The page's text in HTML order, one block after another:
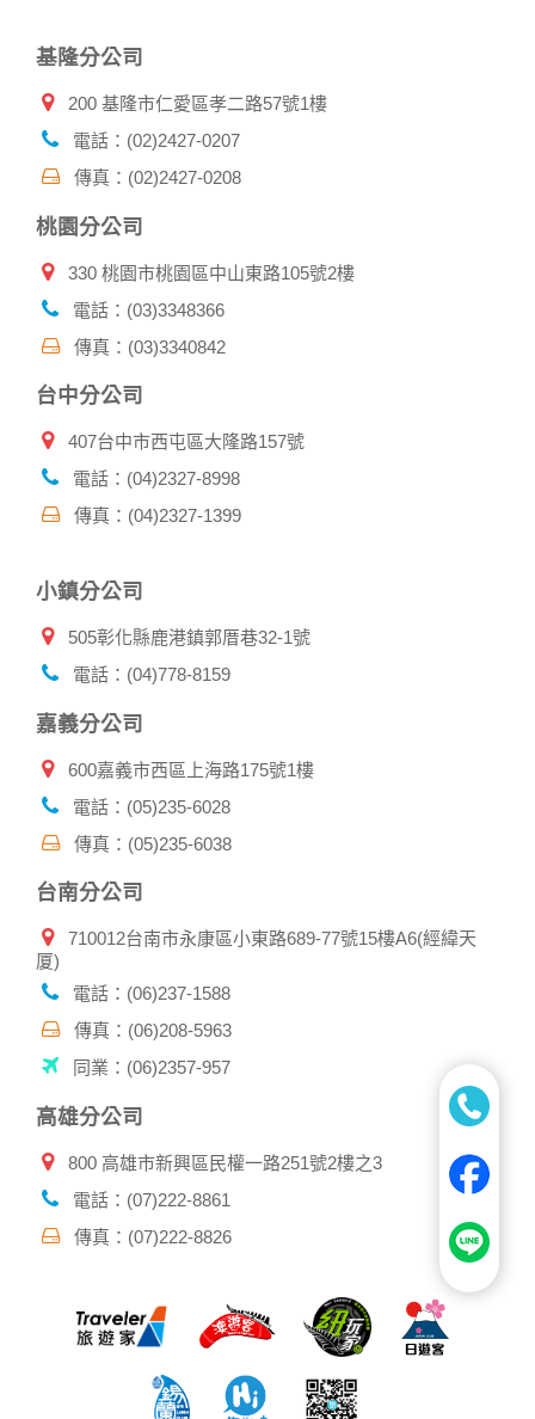
商，或與連結本網站，也可能蒐集您個人的資料。對於您主動
保護政策，其資料處理措施不適用本網站隱私權保護政策，本
公司不負任何連帶責任。
或電子郵件給您。本公司除了在該資料或電子郵件上註明是由
收這些資料或電子郵件的方法及說明。
資料使用:
本公司不會向任何人出售或出借您的個人識別資料。
資料：
違反本公司旗下網站的會員條款或產品、服務的特定使用指
2.為了保護使用者個人隱私，我們無法為您查詢其他使用者的
帳號資料。若您有相關法律上問題需查閱他人資料時，請務必
有相關資料，以協助調查及破案！
請妥善保管您在本公司及相關企業伙伴網站的帳號、密碼或個
本公司相關企業伙伴網站所提供的服務後，務必記得登出帳戶
或關閉網頁瀏覽器，以防止他人讀取您的個人資料。
問或訂購時，請立即通知本站。
基隆分公司
200 基隆市仁愛區孝二路57號1樓
電話：(02)2427-0207
傳真：(02)2427-0208
桃園分公司
330 桃園市桃園區中山東路105號2樓
電話：(03)3348366
傳真：(03)3340842
台中分公司
407台中市西屯區大隆路157號
電話：(04)2327-8998
傳真：(04)2327-1399
小鎮分公司
505彰化縣鹿港鎮郭厝巷32-1號
電話：(04)778-8159
嘉義分公司
600嘉義市西區上海路175號1樓
電話：(05)235-6028
傳真：(05)235-6038
台南分公司
710012台南市永康區小東路689-77號15樓A6(經緯天
厦)
電話：(06)237-1588
傳真：(06)208-5963
同業：(06)2357-957
高雄分公司
800 高雄市新興區民權一路251號2樓之3
電話：(07)222-8861
傳真：(07)222-8826